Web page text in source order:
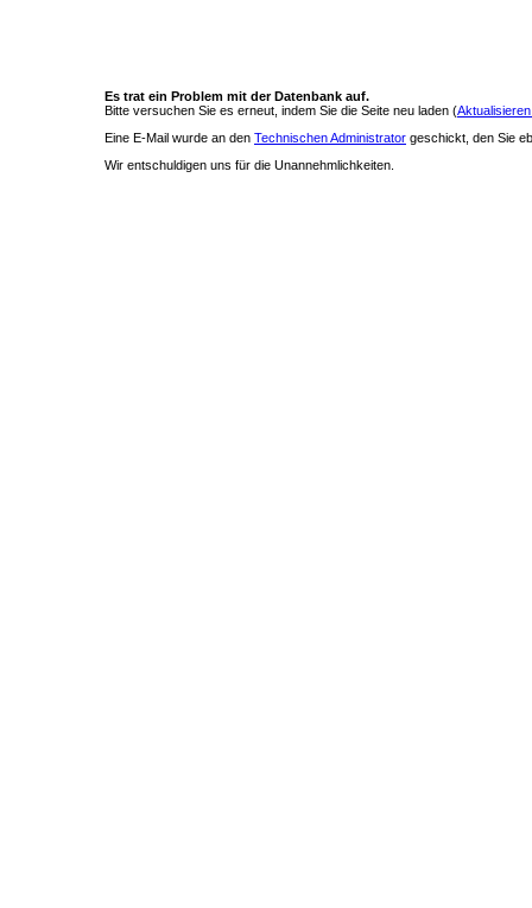
Es trat ein Problem mit der Datenbank auf.
Bitte versuchen Sie es erneut, indem Sie die Seite neu laden (
Eine E-Mail wurde an den Technischen Administrator geschickt, den Sie
Wir entschuldigen uns für die Unannehmlichkeiten.